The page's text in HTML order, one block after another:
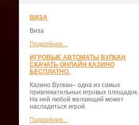
ВИЗА
Виза
Подробнее...
ИГРОВЫЕ АВТОМАТЫ ВУЛКАН
СКАЧАТЬ ОНЛАЙН КАЗИНО
БЕСПЛАТНО.
Казино Вулкан– одна из самых
привлекательных игровых площадок.
На ней любой желающий может
насладиться игрой.
Подробнее...